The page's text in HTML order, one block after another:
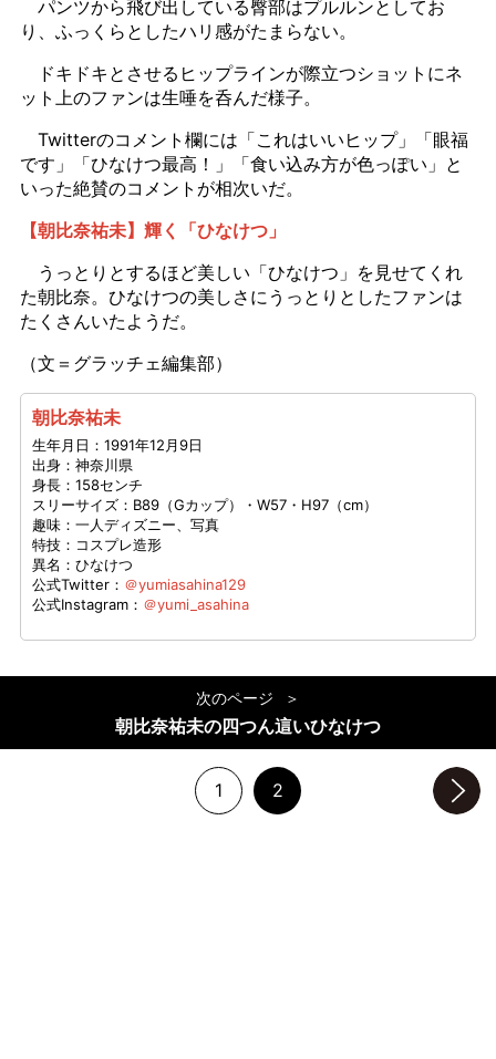
パンツから飛び出している臀部はプルルンとしてお
り、ふっくらとしたハリ感がたまらない。
ドキドキとさせるヒップラインが際立つショットにネ
ット上のファンは生唾を呑んだ様子。
Twitterのコメント欄には「これはいいヒップ」「眼福
です」「ひなけつ最高！」「食い込み方が色っぽい」と
いった絶賛のコメントが相次いだ。
【朝比奈祐未】輝く「ひなけつ」
うっとりとするほど美しい「ひなけつ」を見せてくれ
た朝比奈。ひなけつの美しさにうっとりとしたファンは
たくさんいたようだ。
（文＝グラッチェ編集部）
朝比奈祐未
生年月日：1991年12月9日
出身：神奈川県
身長：158センチ
スリーサイズ：B89（Gカップ）・W57・H97（cm）
趣味：一人ディズニー、写真
特技：コスプレ造形
異名：ひなけつ
公式Twitter： ＠yumiasahina129
公式Instagram： ＠yumi_asahina
次のページ
朝比奈祐未の四つん這いひなけつ
1 2